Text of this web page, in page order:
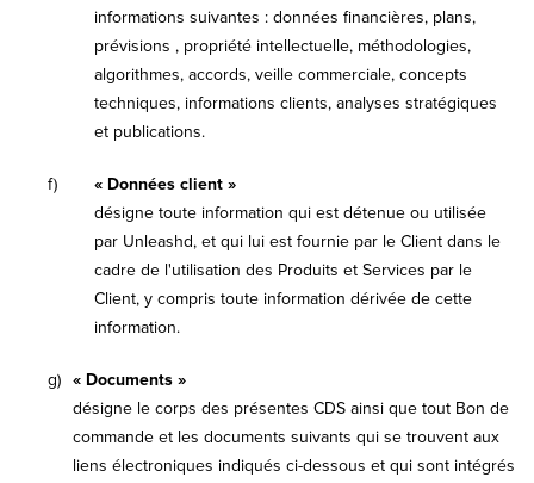
informations suivantes : données financières, plans,
prévisions , propriété intellectuelle, méthodologies,
algorithmes, accords, veille commerciale, concepts
techniques, informations clients, analyses stratégiques
et publications.
f)
« Données client »
désigne toute information qui est détenue ou utilisée
par Unleashd, et qui lui est fournie par le Client dans le
cadre de l'utilisation des Produits et Services par le
Client, y compris toute information dérivée de cette
information.
g) « Documents »
désigne le corps des présentes CDS ainsi que tout Bon de
commande et les documents suivants qui se trouvent aux
liens électroniques indiqués ci-dessous et qui sont intégrés